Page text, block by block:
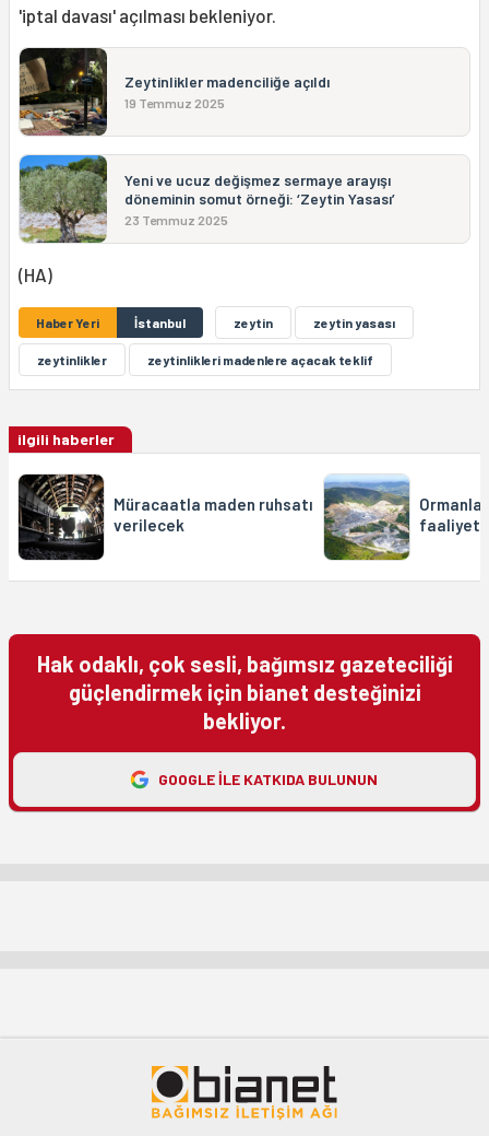
'iptal davası' açılması bekleniyor.
Zeytinlikler madenciliğe açıldı
19 Temmuz 2025
Yeni ve ucuz değişmez sermaye arayışı
döneminin somut örneği: ‘Zeytin Yasası’
23 Temmuz 2025
(HA)
Haber Yeri İstanbul zeytin zeytin yasası
zeytinlikler zeytinlikleri madenlere açacak teklif
ilgili haberler
Müracaatla maden ruhsatı
verilecek
Hak odaklı, çok sesli, bağımsız gazeteciliği
güçlendirmek için bianet desteğinizi
bekliyor.
GOOGLE ILE KATKIDA BULUNUN